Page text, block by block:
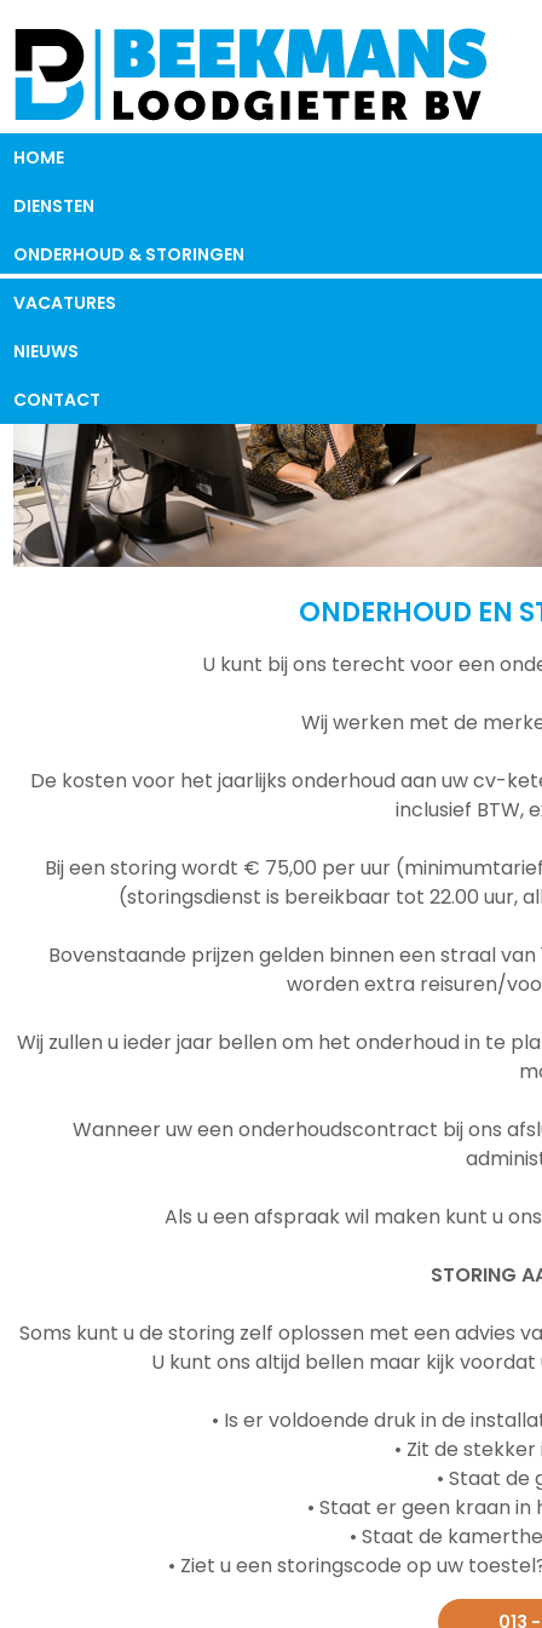
HOME
DIENSTEN
ONDERHOUD & STORINGEN
VACATURES
NIEUWS
CONTACT
ONDERHOUD EN
U kunt bij ons terecht voor een
Wij werken met de
De kosten voor het jaarlijks onderhoud aan uw cv-
inclusief BTW,
Bij een storing wordt € 75,00 per uur
(storingsdienst is bereikbaar tot 22.00 uur,
Bovenstaande prijzen gelden binnen een straal
worden extra reisuren/
Wij zullen u ieder jaar bellen om het onderhoud in te
Wanneer uw een onderhoudscontract bij ons
Als u een afspraak wil maken kunt u
STORING
Soms kunt u de storing zelf oplossen met een advies
U kunt ons altijd bellen maar kijk
• Is er voldoende druk in de
• Zit de
• Staat de
• Staat er geen kraan
• Staat de
• Ziet u een storingscode op uw
013